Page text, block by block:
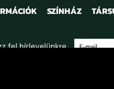
SZÍNHÁZ
fel hírlevelünkre